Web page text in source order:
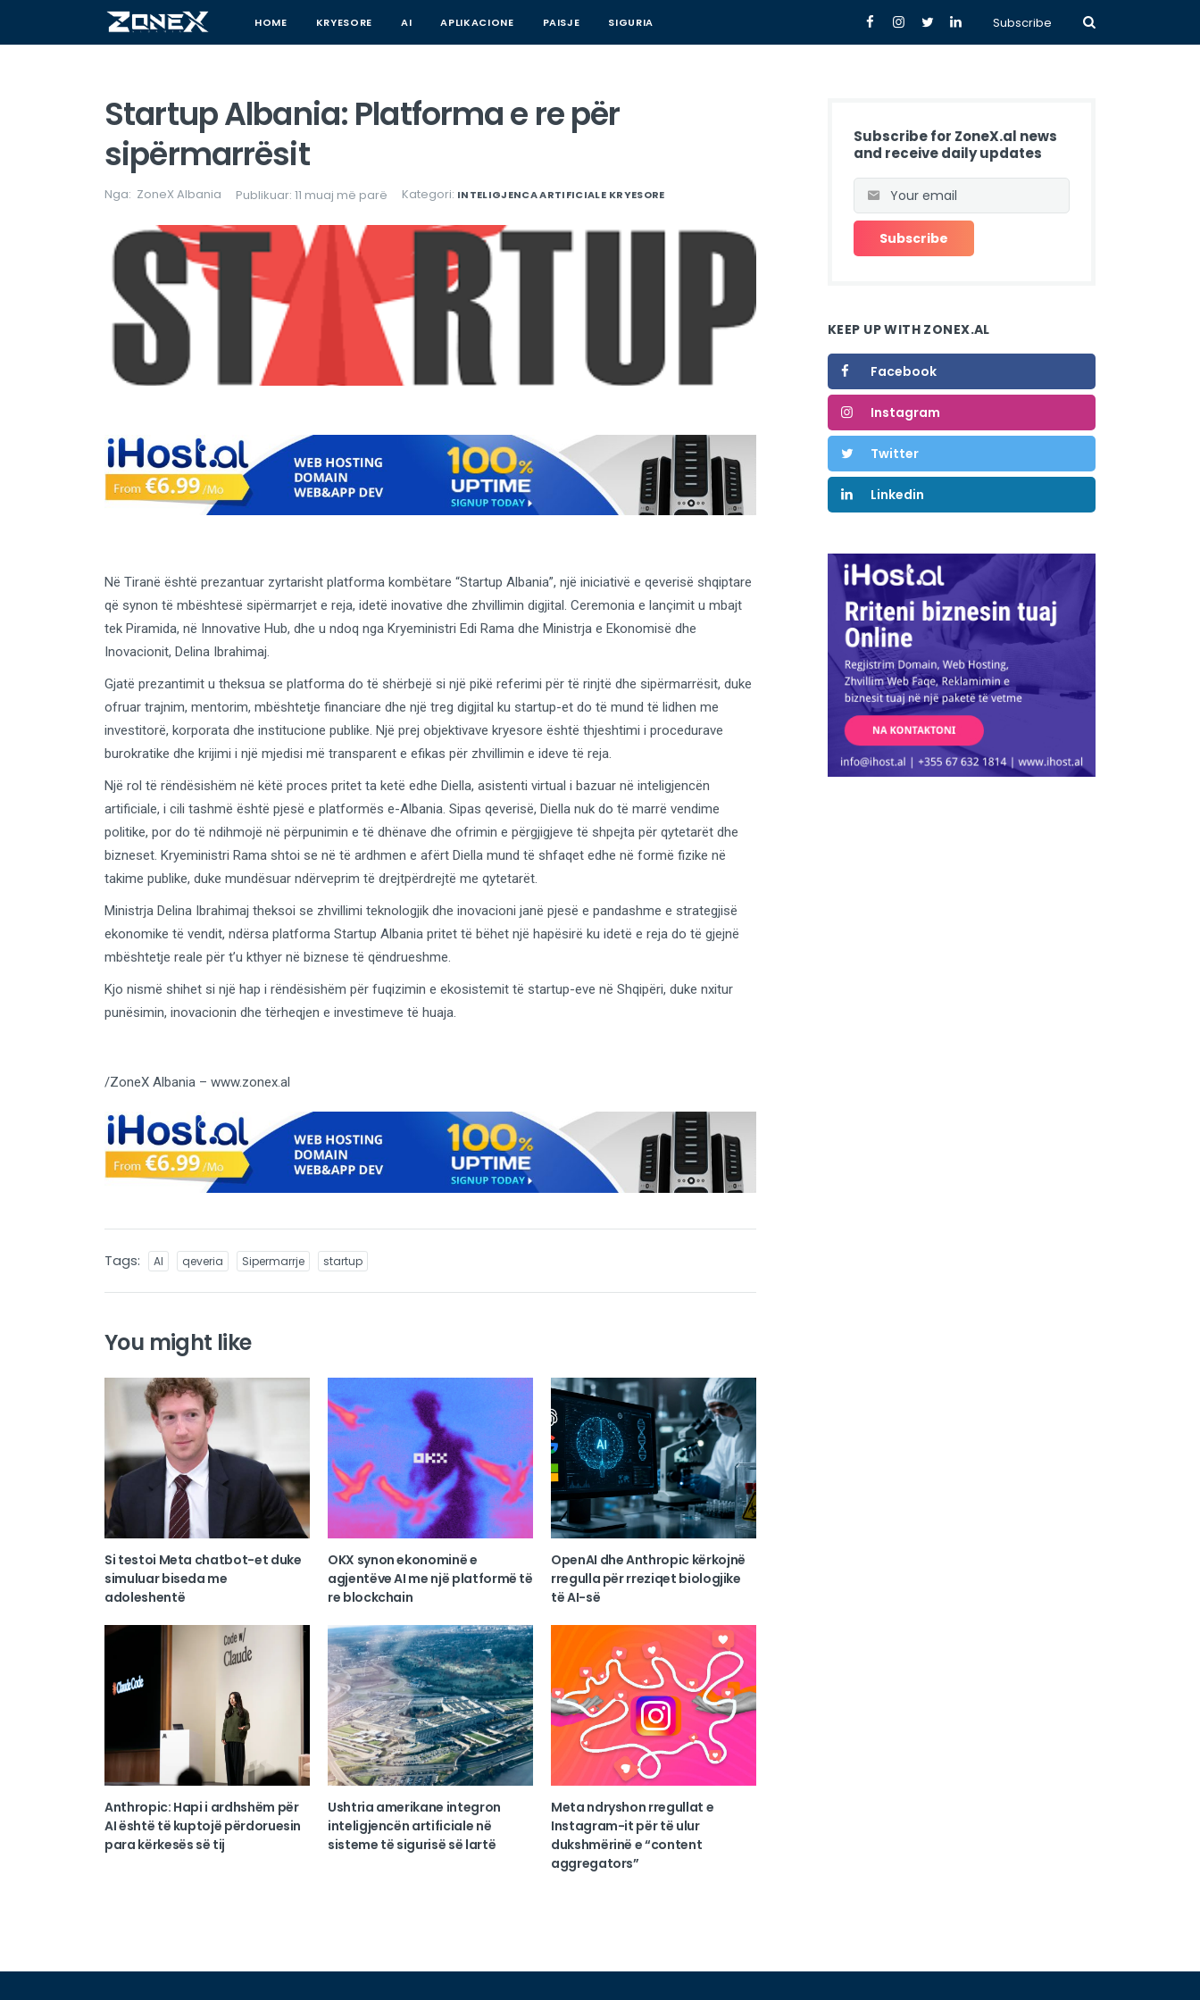
HOME KRYESORE AI APLIKACIONE PAISJE SIGURIA Subscribe
Startup Albania: Platforma e re për
sipërmarrësit
Nga: ZoneX Albania Publikuar: 11 muaj më parë Kategori: INTELIGJENCA ARTIFICIALE KRYESORE
Në Tiranë është prezantuar zyrtarisht platforma kombëtare “Startup Albania”, një iniciativë e qeverisë shqiptare
që synon të mbështesë sipërmarrjet e reja, idetë inovative dhe zhvillimin digjital. Ceremonia e lançimit u mbajt
tek Piramida, në Innovative Hub, dhe u ndoq nga Kryeministri Edi Rama dhe Ministrja e Ekonomisë dhe
Inovacionit, Delina Ibrahimaj.
Gjatë prezantimit u theksua se platforma do të shërbejë si një pikë referimi për të rinjtë dhe sipërmarrësit, duke
ofruar trajnim, mentorim, mbështetje financiare dhe një treg digjital ku startup-et do të mund të lidhen me
investitorë, korporata dhe institucione publike. Një prej objektivave kryesore është thjeshtimi i procedurave
burokratike dhe krijimi i një mjedisi më transparent e efikas për zhvillimin e ideve të reja.
Një rol të rëndësishëm në këtë proces pritet ta ketë edhe Diella, asistenti virtual i bazuar në inteligjencën
artificiale, i cili tashmë është pjesë e platformës e-Albania. Sipas qeverisë, Diella nuk do të marrë vendime
politike, por do të ndihmojë në përpunimin e të dhënave dhe ofrimin e përgjigjeve të shpejta për qytetarët dhe
bizneset. Kryeministri Rama shtoi se në të ardhmen e afërt Diella mund të shfaqet edhe në formë fizike në
takime publike, duke mundësuar ndërveprim të drejtpërdrejtë me qytetarët.
Ministrja Delina Ibrahimaj theksoi se zhvillimi teknologjik dhe inovacioni janë pjesë e pandashme e strategjisë
ekonomike të vendit, ndërsa platforma Startup Albania pritet të bëhet një hapësirë ku idetë e reja do të gjejnë
mbështetje reale për t’u kthyer në biznese të qëndrueshme.
Kjo nismë shihet si një hap i rëndësishëm për fuqizimin e ekosistemit të startup-eve në Shqipëri, duke nxitur
punësimin, inovacionin dhe tërheqjen e investimeve të huaja.
/ZoneX Albania – www.zonex.al
Tags: AI qeveria Sipermarrje startup
You might like
Si testoi Meta chatbot-et duke
simuluar biseda me
adoleshentë
OKX synon ekonominë e
agjentëve AI me një platformë të
re blockchain
OpenAI dhe Anthropic kërkojnë
rregulla për rreziqet biologjike
të AI-së
Anthropic: Hapi i ardhshëm për
AI është të kuptojë përdoruesin
para kërkesës së tij
Ushtria amerikane integron
inteligjencën artificiale në
sisteme të sigurisë së lartë
Meta ndryshon rregullat e
Instagram-it për të ulur
dukshmërinë e “content
aggregators”
Subscribe for ZoneX.al news
and receive daily updates
KEEP UP WITH ZONEX.AL
Facebook
Instagram
Twitter
Linkedin